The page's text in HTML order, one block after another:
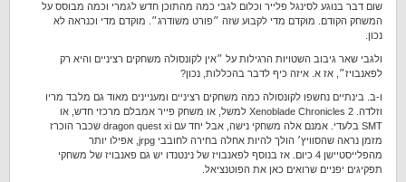
שום דבר בנוגע לסינגל פלייר וכלום לגבי כמה מהתוכן חדש לגמרי וכמה מבוסס על
המשחק הקודם. מוקדם מדי לקבוע שזה ״פורט משודרג״. מוקדם מדי וכנראה לא
נכון.
ולגבי שאר גיבוב השטויות הרגילות על ״אין לקונסולה משחקים רציניים והיא רק
לפאנבויז״, אז א. איזה כיף לדבר בהכללות, נכון?
ו-ב. בינתיים נחשפו לקונסולה כמה משחקים רציניים ומעניינים מאוד גם מלבד מריו
וזלדה. Xenoblade Chronicles 2 למשל, או משחק פייר אמבלם מרכזי חדש, או
SMT בלעדי. אמנם אלה משחקי נישה, אבל יחד עם dragon quest xi שכבר הוכרז
מזמן נראה שהסוויץ׳ הולך להיות אחלה בחירה לחובבי jrpg, אפילו יותר
מהפלייסטיישן 4 כיום. אז בנוסף לפאנבויז של נינטנדו יש גם פאנבויז של משחקי
תפקיגים יפניים שרואים כאן את הפוטנציאל.